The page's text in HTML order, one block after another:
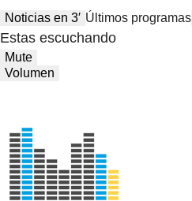
Noticias en 3′ Últimos programas
Estas escuchando
Mute
Volumen